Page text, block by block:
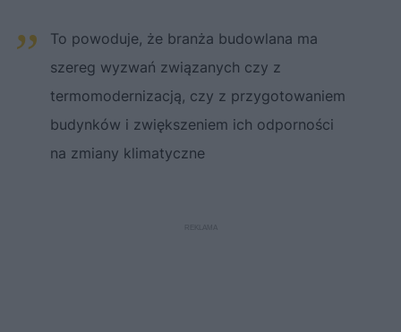
To powoduje, że branża budowlana ma
szereg wyzwań związanych czy z
termomodernizacją, czy z przygotowaniem
budynków i zwiększeniem ich odporności
na zmiany klimatyczne